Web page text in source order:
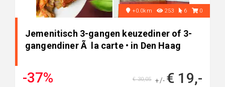
+0.0km 253 6 0
Jemenitisch 3-gangen keuzediner of 3-
gangendiner Ã la carte • in Den Haag
-37% +/- € 19,-
€ 30,05